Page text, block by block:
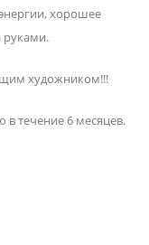
хорошее
руками.
художником!!!
течение 6 месяцев.